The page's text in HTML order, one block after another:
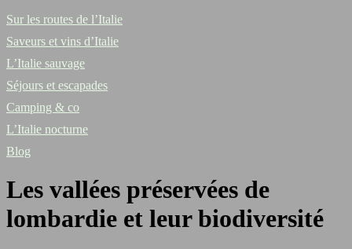
Sur les routes de l’Italie
Saveurs et vins d’Italie
L’Italie sauvage
Séjours et escapades
Camping & co
L’Italie nocturne
Blog
Les vallées préservées de
lombardie et leur biodiversité